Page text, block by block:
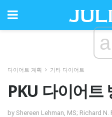
다이어트 계획 기타 다이어트
PKU 다이어트
by Shereen Lehman, MS; Richard